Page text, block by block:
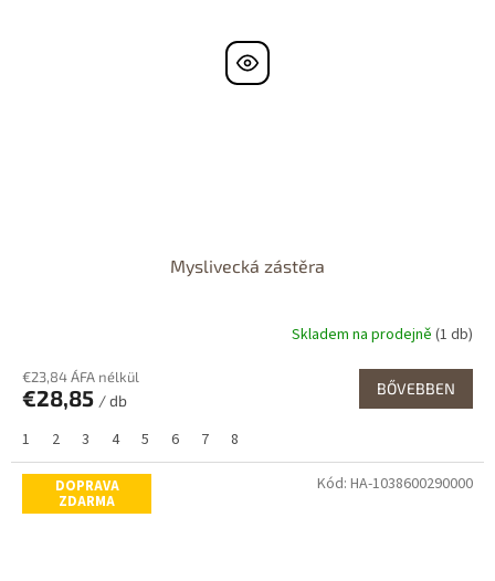
Myslivecká zástěra
átlagos
értékelése
ből
3,6
csillag.
Skladem na prodejně(1 db)
€23,84 ÁFA nélkül
€28,85 / db
BŐVEBBEN
1 2 3 4 5 6 7 8
DOPRAVA
ZDARMA
Kód: HA-1038600290000